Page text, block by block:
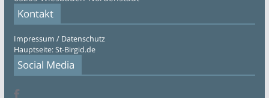
Kontakt
Impressum / Datenschutz
Hauptseite: St-Birgid.de
Social Media